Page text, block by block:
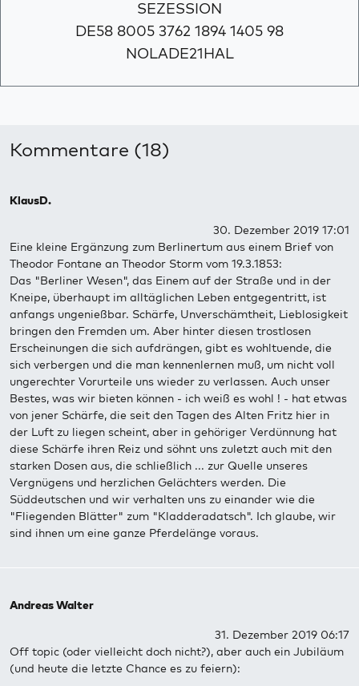
SEZESSION
DE58 8005 3762 1894 1405 98
NOLADE21HAL
Kommentare (18)
KlausD.
30. Dezember 2019 17:01
Eine kleine Ergänzung zum Berlinertum aus einem Brief von
Theodor Fontane an Theodor Storm vom 19.3.1853:
Das "Berliner Wesen", das Einem auf der Straße und in der
Kneipe, überhaupt im alltäglichen Leben entgegentritt, ist
anfangs ungenießbar. Schärfe, Unverschämtheit, Lieblosigkeit
bringen den Fremden um. Aber hinter diesen trostlosen
Erscheinungen die sich aufdrängen, gibt es wohltuende, die
sich verbergen und die man kennenlernen muß, um nicht voll
ungerechter Vorurteile uns wieder zu verlassen. Auch unser
Bestes, was wir bieten können - ich weiß es wohl ! - hat etwas
von jener Schärfe, die seit den Tagen des Alten Fritz hier in
der Luft zu liegen scheint, aber in gehöriger Verdünnung hat
diese Schärfe ihren Reiz und söhnt uns zuletzt auch mit den
starken Dosen aus, die schließlich ... zur Quelle unseres
Vergnügens und herzlichen Gelächters werden. Die
Süddeutschen und wir verhalten uns zu einander wie die
"Fliegenden Blätter" zum "Kladderadatsch". Ich glaube, wir
sind ihnen um eine ganze Pferdelänge voraus.
Andreas Walter
31. Dezember 2019 06:17
Off topic (oder vielleicht doch nicht?), aber auch ein Jubiläum
(und heute die letzte Chance es zu feiern):